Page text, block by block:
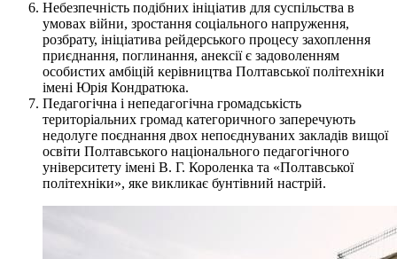
Небезпечність подібних ініціатив для суспільства в
умовах війни, зростання соціального напруження,
розбрату, ініціатива рейдерського процесу захоплення
приєднання, поглинання, анексії є задоволенням
особистих амбіцій керівництва Полтавської політехніки
імені Юрія Кондратюка.
Педагогічна і непедагогічна громадськість
територіальних громад категоричного заперечують
недолуге поєднання двох непоєднуваних закладів вищої
освіти Полтавського національного педагогічного
університету імені В. Г. Короленка та «Полтавської
політехніки», яке викликає бунтівний настрій.